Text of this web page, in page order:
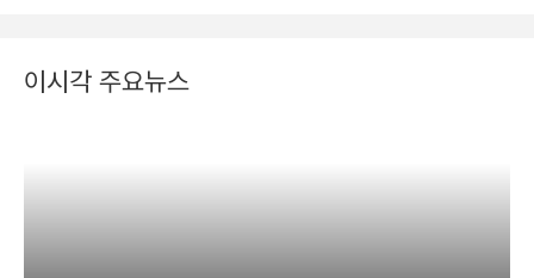
이시각 주요뉴스